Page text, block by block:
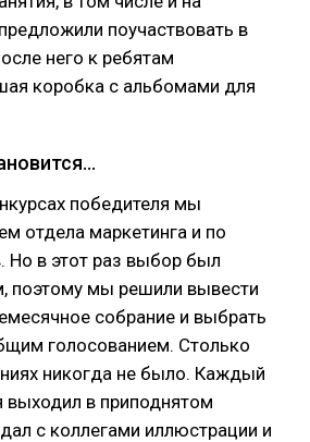
поучаствовать в
него к ребятам
коробка с альбомами для
победителя мы
отдела маркетинга и по
Но в этот раз выбор был
мы решили вывести
собрание и выбрать
голосованием. Столько
никогда не было. Каждый
выходил в приподнятом
с коллегами иллюстрации и